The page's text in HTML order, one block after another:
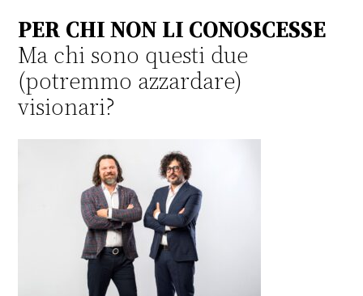
PER CHI NON LI CONOSCESSE
Ma chi sono questi due
(potremmo azzardare)
visionari?